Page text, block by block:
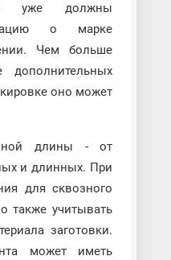
уже должны
о марке
Чем больше
оно может
длины - от
и длинных. При
для сквозного
также учитывать
заготовки.
может иметь